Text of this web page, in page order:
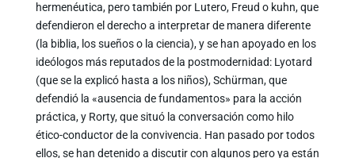
hermenéutica, pero también por Lutero, Freud o kuhn, que
defendieron el derecho a interpretar de manera diferente
(la biblia, los sueños o la ciencia), y se han apoyado en los
ideólogos más reputados de la postmodernidad: Lyotard
(que se la explicó hasta a los niños), Schürman, que
defendió la «ausencia de fundamentos» para la acción
práctica, y Rorty, que situó la conversación como hilo
ético-conductor de la convivencia. Han pasado por todos
ellos, se han detenido a discutir con algunos pero ya están